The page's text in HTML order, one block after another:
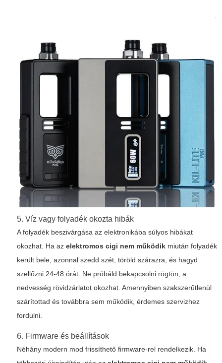
5. Víz vagy folyadék okozta hibák
A folyadék beszivárgása az elektronikába súlyos hibákat
okozhat. Ha az elektromos cigi nem működik miután folyadék
került bele, azonnal szedd szét, töröld szárazra, és hagyd
szellőzni 24-48 órát. Ne próbáld bekapcsolni rögtön; a
nedvesség rövidzárlatot okozhat. Amennyiben szakszerűtlenül
szárítottad és továbbra sem működik, érdemes szervizhez
fordulni.
6. Firmware és beállítások
Néhány modern mod frissíthető firmware-rel rendelkezik. Ha